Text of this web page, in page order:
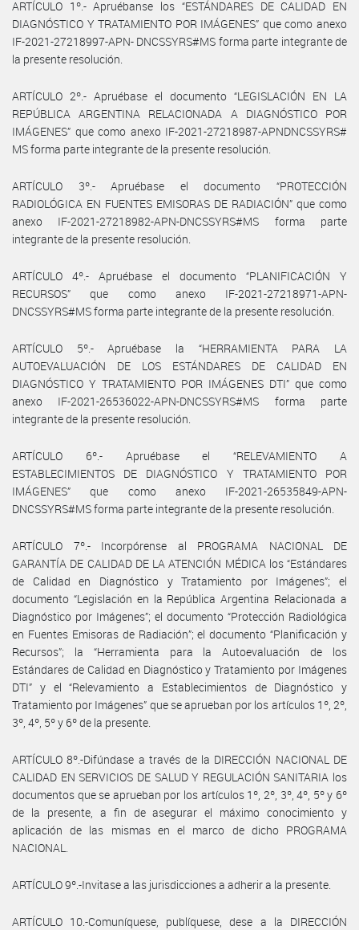
ARTÍCULO 1º.- Apruébanse los “ESTÁNDARES DE CALIDAD EN
DIAGNÓSTICO Y TRATAMIENTO POR IMÁGENES” que como anexo
IF-2021-27218997-APN- DNCSSYRS#MS forma parte integrante de
la presente resolución.
ARTÍCULO 2º.- Apruébase el documento “LEGISLACIÓN EN LA
REPÚBLICA ARGENTINA RELACIONADA A DIAGNÓSTICO POR
IMÁGENES” que como anexo IF-2021-27218987-APNDNCSSYRS#
MS forma parte integrante de la presente resolución.
ARTÍCULO 3º.- Apruébase el documento “PROTECCIÓN
RADIOLÓGICA EN FUENTES EMISORAS DE RADIACIÓN” que como
anexo IF-2021-27218982-APN-DNCSSYRS#MS forma parte
integrante de la presente resolución.
ARTÍCULO 4º.- Apruébase el documento “PLANIFICACIÓN Y
RECURSOS” que como anexo IF-2021-27218971-APN-
DNCSSYRS#MS forma parte integrante de la presente resolución.
ARTÍCULO 5º.- Apruébase la “HERRAMIENTA PARA LA
AUTOEVALUACIÓN DE LOS ESTÁNDARES DE CALIDAD EN
DIAGNÓSTICO Y TRATAMIENTO POR IMÁGENES DTI” que como
anexo IF-2021-26536022-APN-DNCSSYRS#MS forma parte
integrante de la presente resolución.
ARTÍCULO 6º.- Apruébase el “RELEVAMIENTO A
ESTABLECIMIENTOS DE DIAGNÓSTICO Y TRATAMIENTO POR
IMÁGENES” que como anexo IF-2021-26535849-APN-
DNCSSYRS#MS forma parte integrante de la presente resolución.
ARTÍCULO 7º.- Incorpórense al PROGRAMA NACIONAL DE
GARANTÍA DE CALIDAD DE LA ATENCIÓN MÉDICA los “Estándares
de Calidad en Diagnóstico y Tratamiento por Imágenes”; el
documento “Legislación en la República Argentina Relacionada a
Diagnóstico por Imágenes”; el documento “Protección Radiológica
en Fuentes Emisoras de Radiación”; el documento “Planificación y
Recursos”; la “Herramienta para la Autoevaluación de los
Estándares de Calidad en Diagnóstico y Tratamiento por Imágenes
DTI” y el “Relevamiento a Establecimientos de Diagnóstico y
Tratamiento por Imágenes” que se aprueban por los artículos 1º, 2º,
3º, 4º, 5º y 6º de la presente.
ARTÍCULO 8º.-Difúndase a través de la DIRECCIÓN NACIONAL DE
CALIDAD EN SERVICIOS DE SALUD Y REGULACIÓN SANITARIA los
documentos que se aprueban por los artículos 1º, 2º, 3º, 4º, 5º y 6º
de la presente, a fin de asegurar el máximo conocimiento y
aplicación de las mismas en el marco de dicho PROGRAMA
NACIONAL.
ARTÍCULO 9º.-Invitase a las jurisdicciones a adherir a la presente.
ARTÍCULO 10.-Comuníquese, publíquese, dese a la DIRECCIÓN